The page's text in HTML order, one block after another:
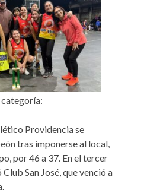
Providencia se
tras imponerse al local,
por 46 a 37. En el tercer
San José, que venció a